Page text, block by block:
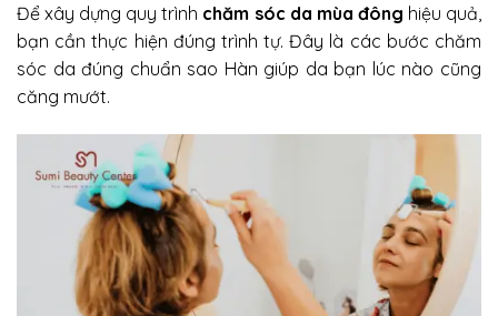
Để xây dựng quy trình chăm sóc da mùa đông hiệu quả,
bạn cần thực hiện đúng trình tự. Đây là các bước chăm
sóc da đúng chuẩn sao Hàn giúp da bạn lúc nào cũng
căng mướt.